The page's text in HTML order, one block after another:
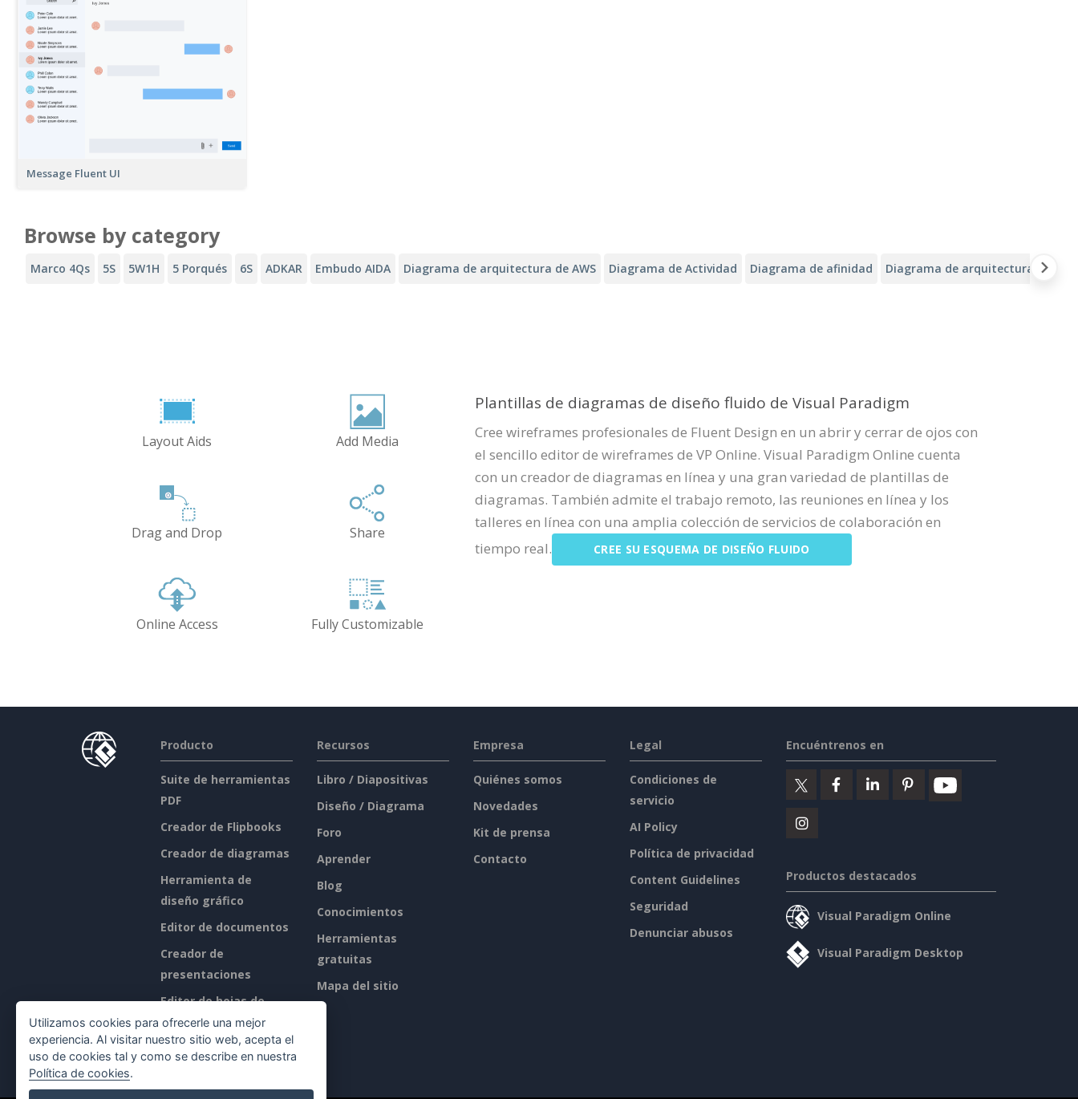
Message Fluent UI
Browse by category
Marco 4Qs 5S 5W1H 5 Porqués 6S ADKAR Embudo AIDA Diagrama de arquitectura de AWS Diagrama de Actividad Diagrama de afinidad Diagrama de arquitectura de
Layout Aids Add Media
Drag and Drop Share
Online Access Fully Customizable
Plantillas de diagramas de diseño fluido de Visual Paradigm
Cree wireframes profesionales de Fluent Design en un abrir y cerrar de ojos con
el sencillo editor de wireframes de VP Online. Visual Paradigm Online cuenta
con un creador de diagramas en línea y una gran variedad de plantillas de
diagramas. También admite el trabajo remoto, las reuniones en línea y los
talleres en línea con una amplia colección de servicios de colaboración en
tiempo real.
CREE SU ESQUEMA DE DISEÑO FLUIDO
Producto
Suite de herramientas
PDF
Creador de Flipbooks
Creador de diagramas
Herramienta de
diseño gráfico
Editor de documentos
Creador de
presentaciones
Editor de hojas de
cálculo
Precios
Recursos
Libro / Diapositivas
Diseño / Diagrama
Foro
Aprender
Blog
Conocimientos
Herramientas
gratuitas
Mapa del sitio
Empresa
Quiénes somos
Novedades
Kit de prensa
Contacto
Legal
Condiciones de
servicio
AI Policy
Política de privacidad
Content Guidelines
Seguridad
Denunciar abusos
Encuéntrenos en
Productos destacados
Visual Paradigm Online
Visual Paradigm Desktop
Utilizamos cookies para ofrecerle una mejor
experiencia. Al visitar nuestro sitio web, acepta el
uso de cookies tal y como se describe en nuestra
Política de cookies.